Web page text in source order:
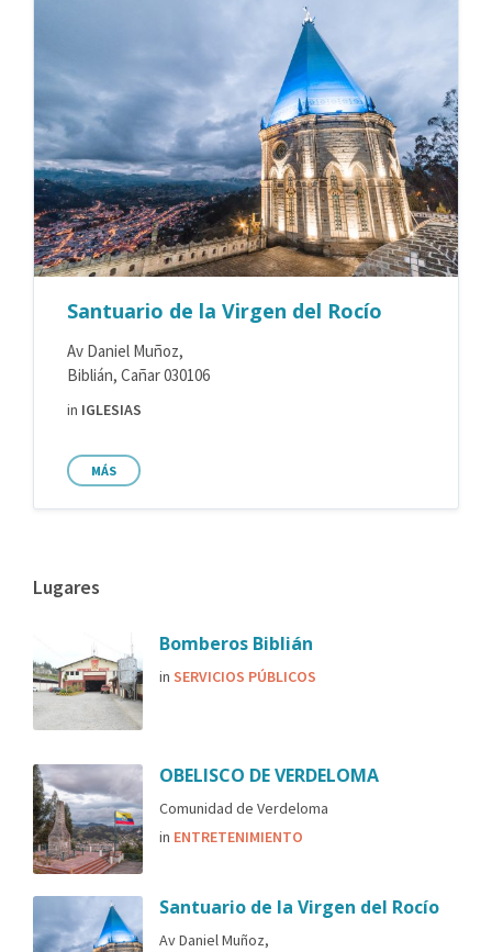
Santuario de la Virgen del Rocío
Av Daniel Muñoz,
Biblián, Cañar 030106
in IGLESIAS
MÁS
Lugares
Bomberos Biblián
in SERVICIOS PÚBLICOS
OBELISCO DE VERDELOMA
Comunidad de Verdeloma
in ENTRETENIMIENTO
Santuario de la Virgen del Rocío
Av Daniel Muñoz,